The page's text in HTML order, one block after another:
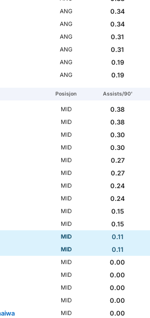
ANG
0.34
ANG
0.34
ANG
0.31
ANG
0.31
ANG
0.19
ANG 0.19
Posisjon Assists/90'
MID
0.38
MID
0.38
MID
0.30
MID
0.30
MID
0.27
MID
0.27
MID
0.24
MID
0.24
MID
0.15
MID
0.15
MID
0.11
MID
0.11
MID
0.00
MID
0.00
MID
0.00
MID
0.00
MID
0.00